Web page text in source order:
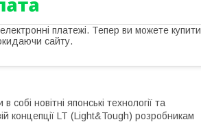
платежі. Тепер ви можете купити
сайту.
собі новітні японські технології та
концепції LT (Light&Tough) розробникам